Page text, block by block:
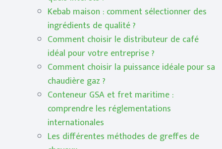
Kebab maison : comment sélectionner des
ingrédients de qualité ?
Comment choisir le distributeur de café
idéal pour votre entreprise ?
Comment choisir la puissance idéale pour sa
chaudière gaz ?
Conteneur GSA et fret maritime :
comprendre les réglementations
internationales
Les différentes méthodes de greffes de